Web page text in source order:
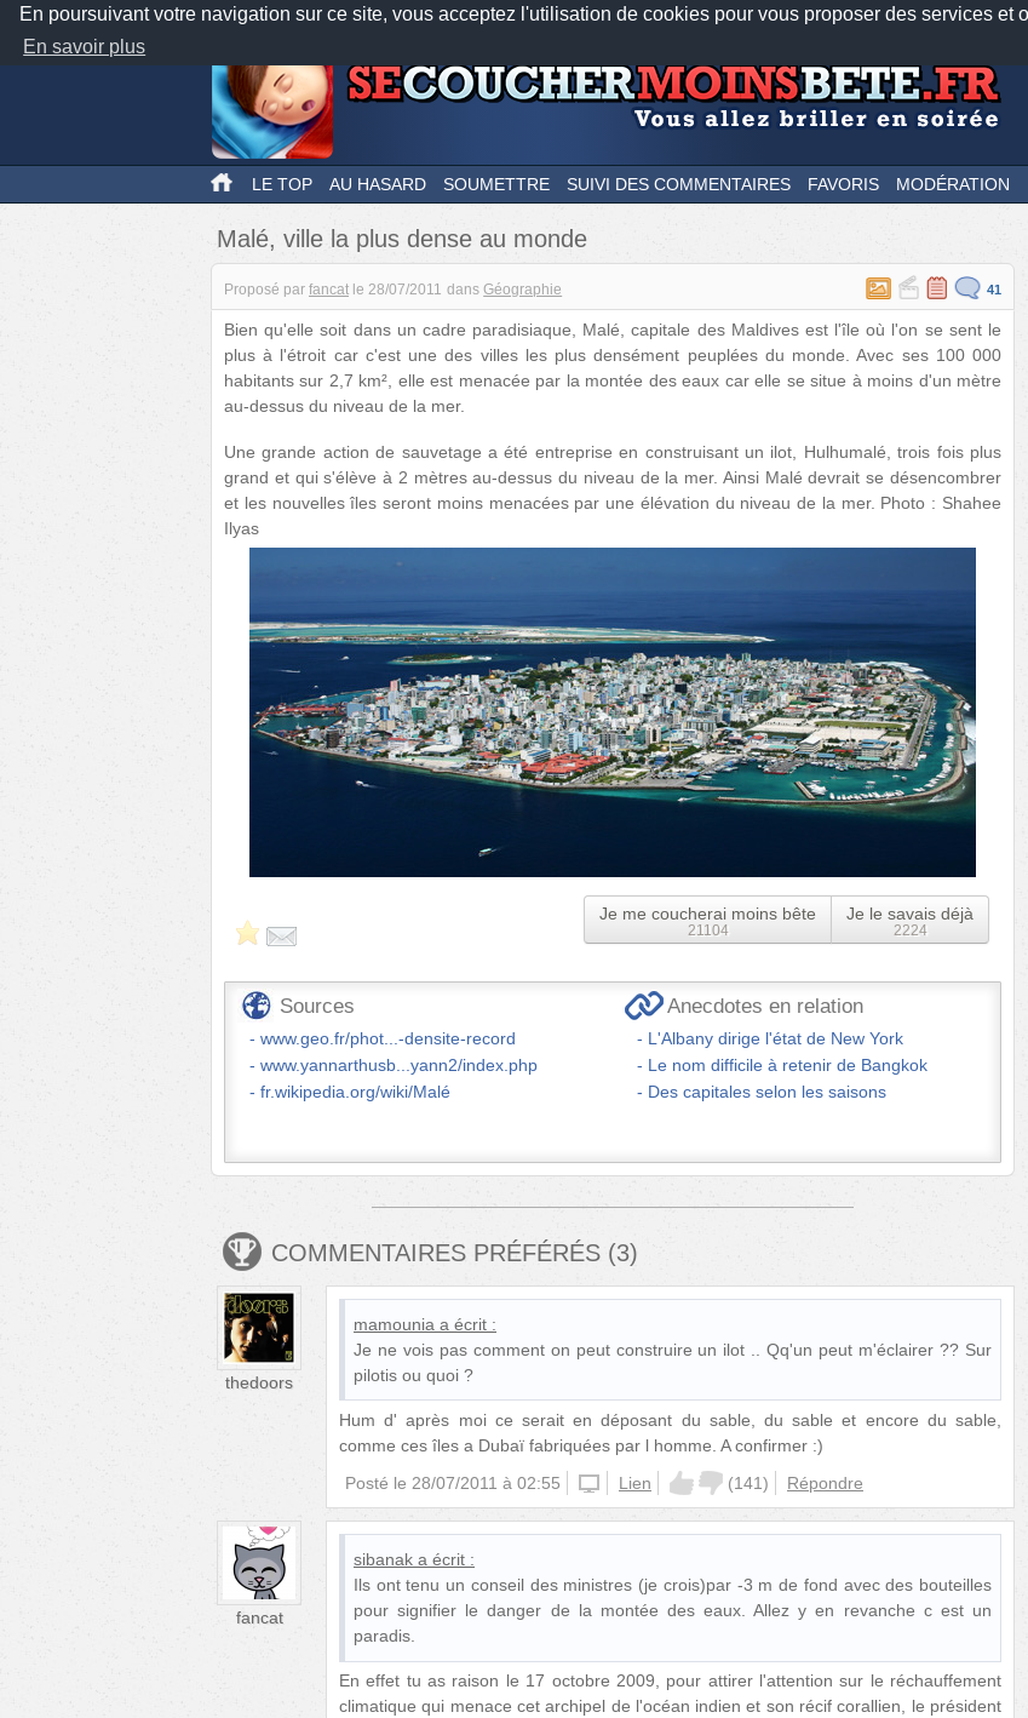
En poursuivant votre navigation sur ce site, vous acceptez l'utilisation de cookies pour vous proposer des services et
En savoir plus
Nos applications mobiles Newsletter
LE TOP AU HASARD SOUMETTRE SUIVI DES COMMENTAIRES FAVORIS MODÉRATION
Malé, ville la plus dense au monde
Proposé par fancat le 28/07/2011 dans Géographie 41
Bien qu'elle soit dans un cadre paradisiaque, Malé, capitale des Maldives est l'île où l'on se sent le
plus à l'étroit car c'est une des villes les plus densément peuplées du monde. Avec ses 100 000
habitants sur 2,7 km², elle est menacée par la montée des eaux car elle se situe à moins d'un mètre
au-dessus du niveau de la mer.
Une grande action de sauvetage a été entreprise en construisant un ilot, Hulhumalé, trois fois plus
grand et qui s'élève à 2 mètres au-dessus du niveau de la mer. Ainsi Malé devrait se désencombrer
et les nouvelles îles seront moins menacées par une élévation du niveau de la mer. Photo : Shahee
Ilyas
Je me coucherai moins bête
21104
Je le savais déjà
2224
Sources
www.geo.fr/phot...-densite-record
www.yannarthusb...yann2/index.php
fr.wikipedia.org/wiki/Malé
Anecdotes en relation
L'Albany dirige l'état de New York
Le nom difficile à retenir de Bangkok
Des capitales selon les saisons
COMMENTAIRES PRÉFÉRÉS (3)
thedoors
mamounia a écrit :
Je ne vois pas comment on peut construire un ilot .. Qq'un peut m'éclairer ?? Sur
pilotis ou quoi ?
Hum d' après moi ce serait en déposant du sable, du sable et encore du sable,
comme ces îles a Dubaï fabriquées par l homme. A confirmer :)
Posté le 28/07/2011 à 02:55 unknown
Lien (141) Répondre
fancat
sibanak a écrit :
Ils ont tenu un conseil des ministres (je crois)par -3 m de fond avec des bouteilles
pour signifier le danger de la montée des eaux. Allez y en revanche c est un
paradis.
En effet tu as raison le 17 octobre 2009, pour attirer l'attention sur le réchauffement
climatique qui menace cet archipel de l'océan indien et son récif corallien, le président